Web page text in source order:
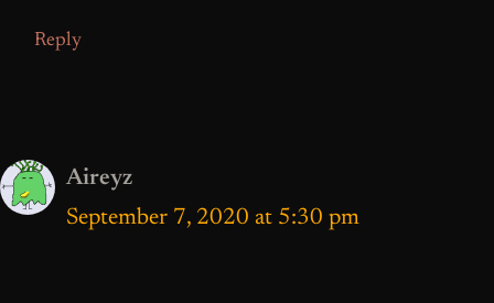
Reply
Aireyz
September 7, 2020 at 5:30 pm